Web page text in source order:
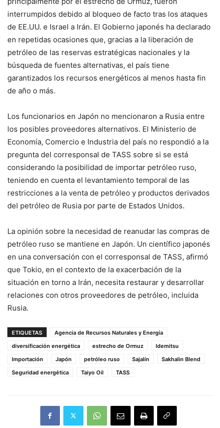
interrumpidos debido al bloqueo de facto tras los ataques
de EE.UU. e Israel a Irán. El Gobierno japonés ha declarado
en repetidas ocasiones que, gracias a la liberación de
petróleo de las reservas estratégicas nacionales y la
búsqueda de fuentes alternativas, el país tiene
garantizados los recursos energéticos al menos hasta fin
de año o más.
Los funcionarios en Japón no mencionaron a Rusia entre
los posibles proveedores alternativos. El Ministerio de
Economía, Comercio e Industria del país no respondió a la
pregunta del corresponsal de TASS sobre si se está
considerando la posibilidad de importar petróleo ruso,
teniendo en cuenta el levantamiento temporal de las
restricciones a la venta de petróleo y productos derivados
del petróleo de Rusia por parte de Estados Unidos.
La opinión sobre la necesidad de reanudar las compras de
petróleo ruso se mantiene en Japón. Un científico japonés
en una conversación con el corresponsal de TASS, afirmó
que Tokio, en el contexto de la exacerbación de la
situación en torno a Irán, necesita restaurar y desarrollar
relaciones con otros proveedores de petróleo, incluida
Rusia.
ETIQUETAS
Agencia de Recursos Naturales y Energía
diversificación energética
estrecho de Ormuz
Idemitsu
Importación
Japón petróleo ruso Sajalín
Sakhalin Blend
Seguridad energética
Taiyo Oil TASS